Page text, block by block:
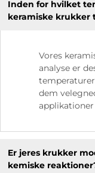
Inden for hvilket
keramiske krukker
Vores
analyse er
dem
Er jeres krukker
kemiske